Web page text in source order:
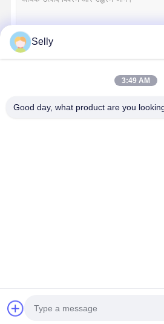
यू ड्रिल
वर्ग अंत मिलें
Lianchuang Hewo Precision Tools Co.,
Selly
3:49 AM
Good day, what product are you